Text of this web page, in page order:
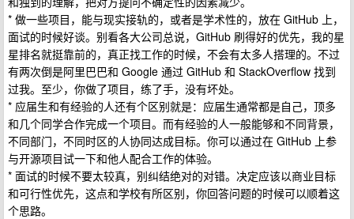
* 做一些项目，能与现实接轨的，或者是学术性的，放在 GitHub 上，
面试的时候好谈。别看各大公司总说，GitHub 刷得好的优先，我的星
星排名就挺靠前的，真正找工作的时候，不会有太多人搭理的。不过
有两次倒是阿里巴巴和 Google 通过 GitHub 和 StackOverflow 找到
过我。至少，你做了项目，练了手，没有坏处。
* 应届生和有经验的人还有个区别就是：应届生通常都是自己，顶多
和几个同学合作完成一个项目。而有经验的人一般能够和不同背景，
不同部门，不同时区的人协同达成目标。你可以通过在 GitHub 上参
与开源项目试一下和他人配合工作的体验。
* 面试的时候不要太较真，别纠结绝对的对错。决定应该以商业目标
和可行性优先，这点和学校有所区别，你回答问题的时候可以顺着这
个思路。